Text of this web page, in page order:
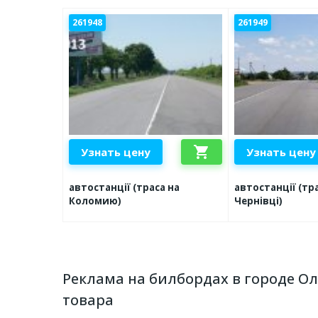
261948
Узнать цену shopping_cart
автостанції (траса на
Коломию)
261949
Узнать цену
автостанції
Чернівці)
Реклама на билбордах в городе
товара